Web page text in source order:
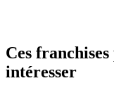
Ces
intéresser